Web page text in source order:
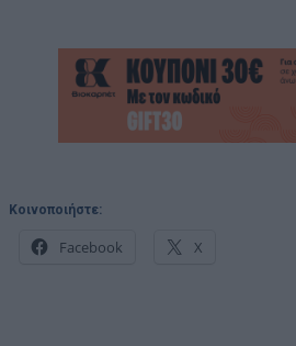
Κοινοποιήστε:
Facebook X